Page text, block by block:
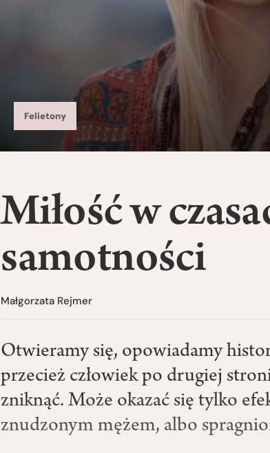
Felietony
Miłość w
samotności
Małgorzata Rejmer
Otwieramy się, opowiadamy
przecież człowiek po drugiej
zniknąć. Może okazać się tylko
znudzonym mężem, albo